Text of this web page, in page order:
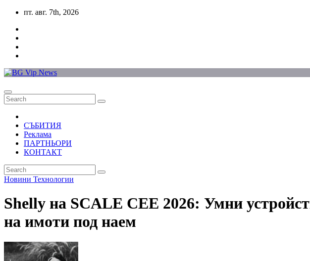
Skip
content
пт. авг. 7th, 2026
СЪБИТИЯ
Реклама
ПАРТНЬОРИ
КОНТАКТ
Новини Технологии
Shelly на SCALE CEE 2026: Умни
на имоти под наем